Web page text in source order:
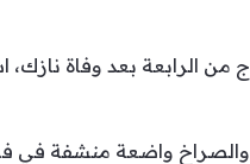
الرابعة بعد وفاة نازك،
والصراخ واضعة منشفة في